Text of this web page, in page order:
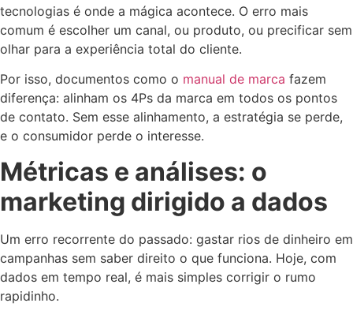
tecnologias é onde a mágica acontece. O erro mais
comum é escolher um canal, ou produto, ou precificar sem
olhar para a experiência total do cliente.
Por isso, documentos como o manual de marca fazem
diferença: alinham os 4Ps da marca em todos os pontos
de contato. Sem esse alinhamento, a estratégia se perde,
e o consumidor perde o interesse.
Métricas e análises: o
marketing dirigido a dados
Um erro recorrente do passado: gastar rios de dinheiro em
campanhas sem saber direito o que funciona. Hoje, com
dados em tempo real, é mais simples corrigir o rumo
rapidinho.